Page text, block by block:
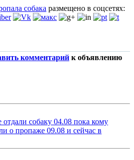
собака размещено в соцсетях:
комментарий к объявлению
собаку 04.08 пока кому
о пропаже 09.08 и сейчас в